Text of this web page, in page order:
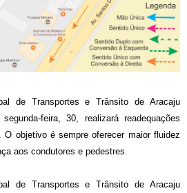
de Transportes e Trânsito de Aracaju
feira, 30, realizará readequações
O objetivo é sempre oferecer maior fluidez
aos condutores e pedestres.
de Transportes e Trânsito de Aracaju